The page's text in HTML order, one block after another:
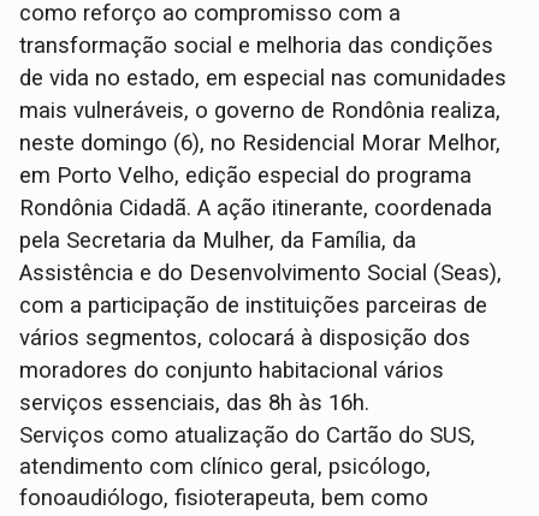
como reforço ao compromisso com a
transformação social e melhoria das condições
de vida no estado, em especial nas comunidades
mais vulneráveis, o governo de Rondônia realiza,
neste domingo (6), no Residencial Morar Melhor,
em Porto Velho, edição especial do programa
Rondônia Cidadã. A ação itinerante, coordenada
pela Secretaria da Mulher, da Família, da
Assistência e do Desenvolvimento Social (Seas),
com a participação de instituições parceiras de
vários segmentos, colocará à disposição dos
moradores do conjunto habitacional vários
serviços essenciais, das 8h às 16h.
Serviços como atualização do Cartão do SUS,
atendimento com clínico geral, psicólogo,
fonoaudiólogo, fisioterapeuta, bem como